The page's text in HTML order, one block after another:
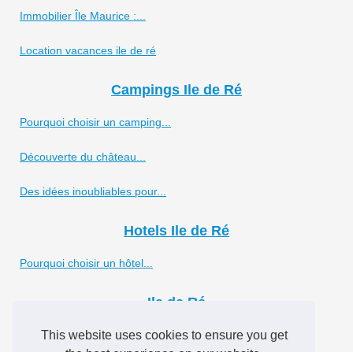
This website uses cookies to ensure you get
Immobilier Île Maurice :...
Location vacances ile de ré
Campings Ile de Ré
Pourquoi choisir un camping...
Découverte du château...
Des idées inoubliables pour...
Hotels Ile de Ré
Pourquoi choisir un hôtel...
Ile de Ré
Que visiter à la rochelle ?